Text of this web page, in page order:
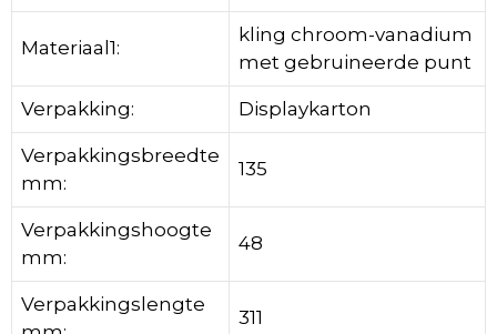
Materiaal1:
kling chroom-vanadium
met gebruineerde punt
Verpakking: Displaykarton
Verpakkingsbreedte
mm:
135
Verpakkingshoogte
mm:
48
Verpakkingslengte
311